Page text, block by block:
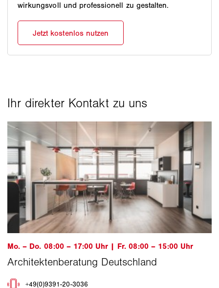
wirkungsvoll und professionell zu gestalten.